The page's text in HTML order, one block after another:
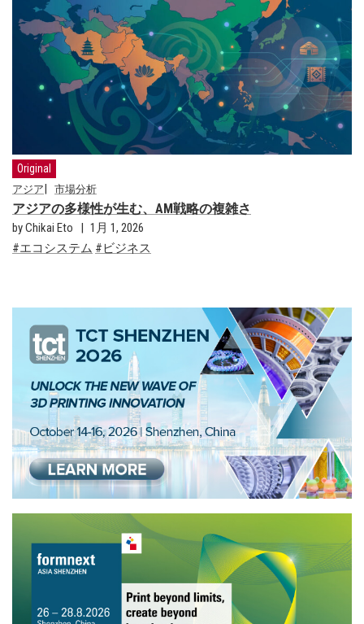
Original
アジア 市場分析
アジアの多様性が生む、AM戦略の複雑さ
by Chikai Eto
1月 1, 2026
エコシステム
ビジネス